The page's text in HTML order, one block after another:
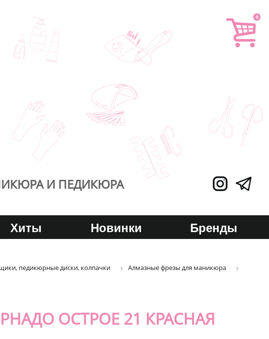
0
И ПЕДИКЮРА
Хиты Новинки Бренды
педикюрные диски, колпачки
Алмазные фрезы для маникюра
ОСТРОЕ 21 КРАСНАЯ